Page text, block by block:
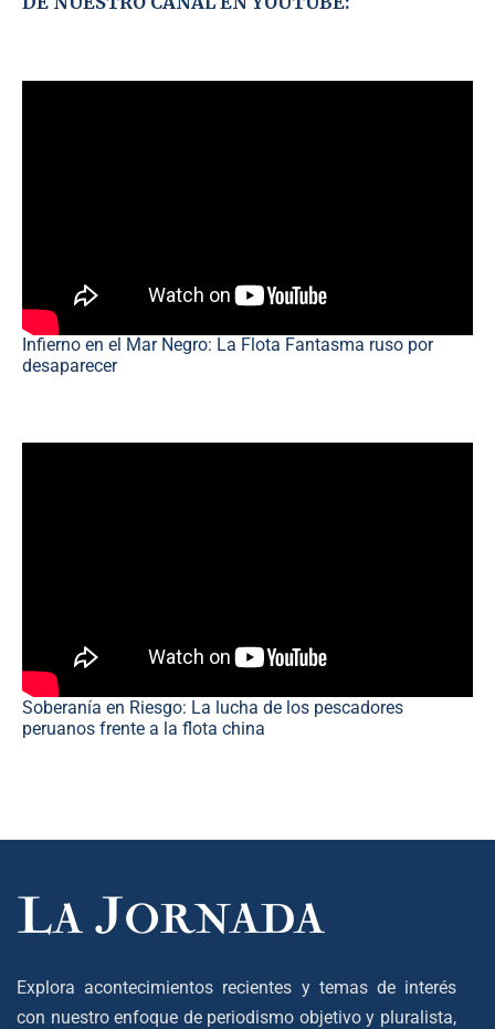
Infierno en el Mar Negro: La Flota Fantasma ruso por
desaparecer
Soberanía en Riesgo: La lucha de los pescadores
peruanos frente a la flota china
Explora acontecimientos recientes y temas de interés
con nuestro enfoque de periodismo objetivo y pluralista,